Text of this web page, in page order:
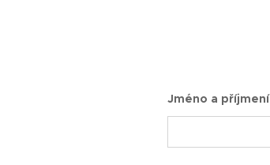
Jméno a příjmení